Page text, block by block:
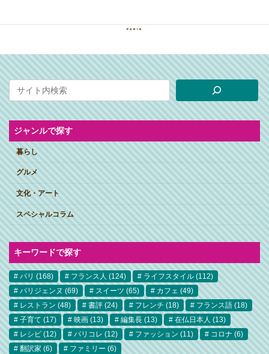
ジャンルで探す
暮らし
グルメ
文化・アート
スペシャルコラム
キーワードで探す
パリ (168) フランス人 (124) ライフスタイル (112)
パリジェンヌ (69) スイーツ (65) カフェ (49)
レストラン (48) 書評 (24) フレンチ (18) フランス語 (18)
子育て (17) 映画 (13) 編集長 (13) 在仏日本人 (13)
レシピ (12) パリコレ (12) ファッション (11) コロナ (6)
翻訳家 (6) ファミリー (6)